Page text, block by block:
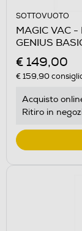
SOTTOVUOTO
MAGIC VAC
GENIUS
€ 149,00
€ 159,90
Acquisto
Ritiro in